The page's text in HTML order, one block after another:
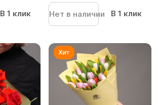
В 1 клик Нет в наличии В 1 клик